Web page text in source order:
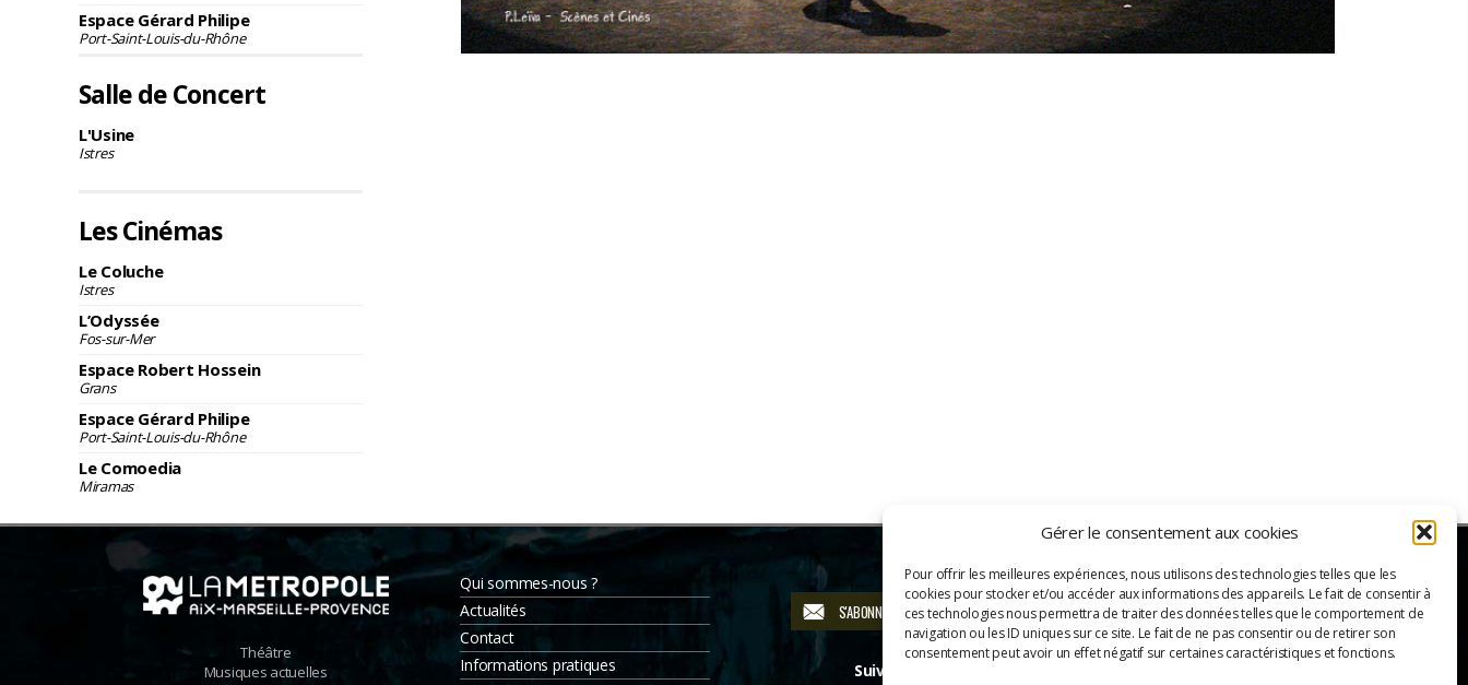
Gérer le consentement aux cookies
Pour offrir les meilleures expériences, nous utilisons des technologies telles que les
cookies pour stocker et/ou accéder aux informations des appareils. Le fait de consentir à
ces technologies nous permettra de traiter des données telles que le comportement de
navigation ou les ID uniques sur ce site. Le fait de ne pas consentir ou de retirer son
consentement peut avoir un effet négatif sur certaines caractéristiques et fonctions.
Espace Gérard Philipe
Port-Saint-Louis-du-Rhône
Salle de Concert
L'Usine
Istres
Les Cinémas
Le Coluche
Istres
L’Odyssée
Fos-sur-Mer
Espace Robert Hossein
Grans
Espace Gérard Philipe
Port-Saint-Louis-du-Rhône
Le Comoedia
Miramas
Théâtre
Musiques actuelles
Qui sommes-nous ?
Actualités
Contact
Informations pratiques
S'ABONNER À LA NEWSLETTER
Suivez-nous